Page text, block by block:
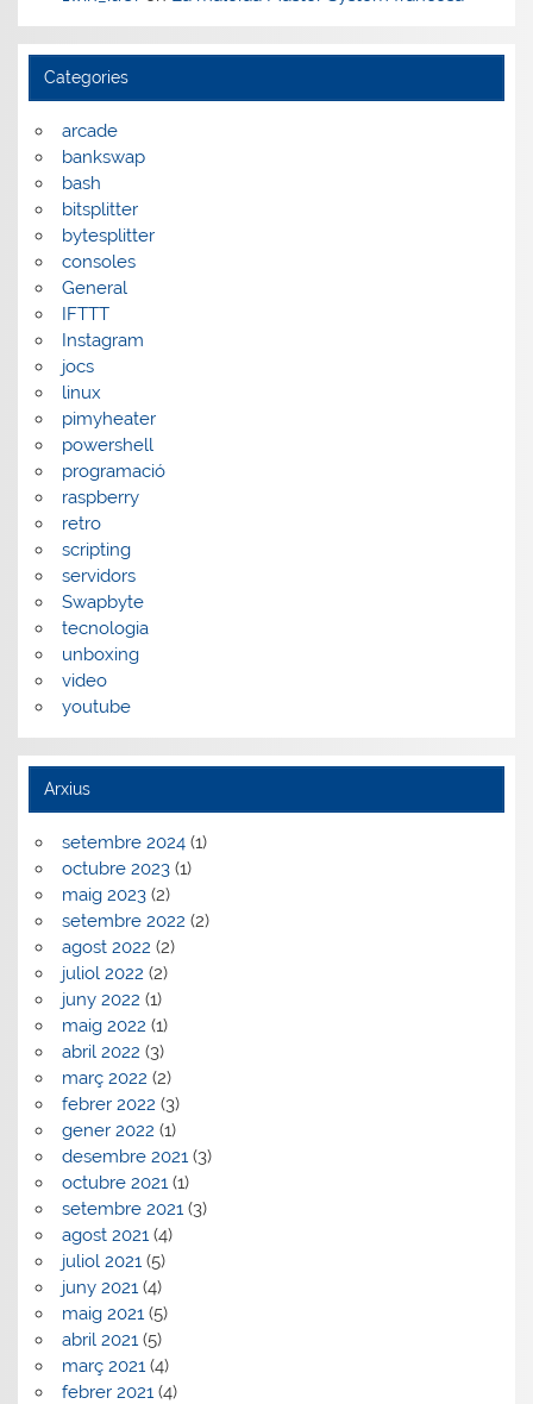
Categories
arcade
bankswap
bash
bitsplitter
bytesplitter
consoles
General
IFTTT
Instagram
jocs
linux
pimyheater
powershell
programació
raspberry
retro
scripting
servidors
Swapbyte
tecnologia
unboxing
video
youtube
Arxius
setembre 2024(1)
octubre 2023(1)
maig 2023(2)
setembre 2022 (2)
agost 2022 (2)
juliol 2022 (2)
juny 2022 (1)
maig 2022 (1)
abril 2022 (3)
març 2022 (2)
febrer 2022 (3)
gener 2022 (1)
desembre 2021(3)
octubre 2021(1)
setembre 2021(3)
agost 2021(4)
juliol 2021(5)
juny 2021(4)
maig 2021(5)
abril 2021(5)
març 2021(4)
febrer 2021(4)